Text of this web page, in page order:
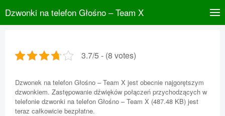
Dzwonki na telefon Głośno – Team X
3.7/5 - (8 votes)
Dzwonek na telefon Głośno – Team X jest obecnie najgorętszym
dzwonkiem. Zastępowanie dźwięków połączeń przychodzących w
telefonie dzwonki na telefon Głośno – Team X (487.48 KB) jest
teraz całkowicie bezpłatne.